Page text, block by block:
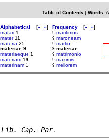
Table of Contents | Words:
Alphabetical [« »]
matari 1
mater11
materia 25
materiae 9
materiaeque 1
materiam 19
materinam 1
Frequency [« »]
9 maritimos
9 maroneam
9 martio
9 materiae
9 matrimonio
9 maximis
9 meliorem
Lib. Cap. Par.